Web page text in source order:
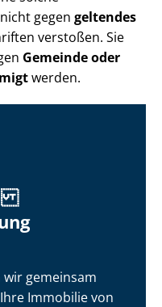
gegen geltendes
verstoßen. Sie
Gemeinde oder
werden.
gemeinsam
Immobilie von